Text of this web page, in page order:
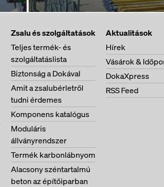
Zsalu és szolgáltatások
Teljes termék- és
szolgáltatáslista
Biztonság a Dokával
Amit a zsalubérletről
tudni érdemes
Komponens katalógus
Moduláris
állványrendszer
Termék karbonlábnyom
Alacsony széntartalmú
beton az építőiparban
Aktualitások
Hírek
Vásárok &
DokaXpress
RSS Feed